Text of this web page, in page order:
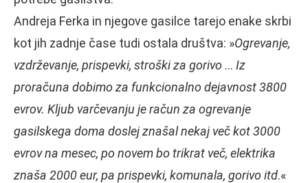
Andreja Ferka in njegove gasilce tarejo enake skrbi
kot jih zadnje čase tudi ostala društva: »Ogrevanje,
vzdrževanje, prispevki, stroški za gorivo … Iz
proračuna dobimo za funkcionalno dejavnost 3800
evrov. Kljub varčevanju je račun za ogrevanje
gasilskega doma doslej znašal nekaj več kot 3000
evrov na mesec, po novem bo trikrat več, elektrika
znaša 2000 eur, pa prispevki, komunala, gorivo itd.«